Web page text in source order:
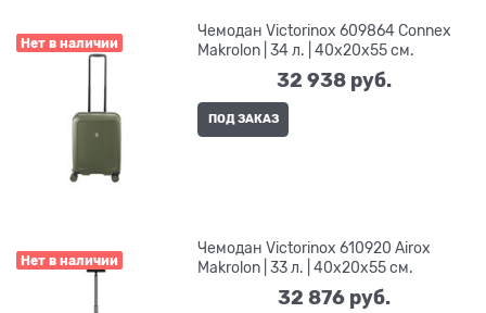
Нет в наличии
Чемодан Victorinox 609864 Connex
Makrolon | 34 л. | 40x20x55 см.
32 938 руб.
ПОД ЗАКАЗ
Нет в наличии
Чемодан Victorinox 610920 Airox
Makrolon | 33 л. | 40x20x55 см.
32 876 руб.